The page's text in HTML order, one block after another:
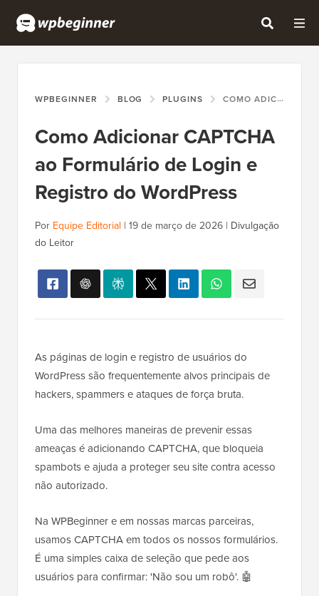
WPBEGINNER BLOG PLUGINS COMO ADICIONAR CAPTCHA AO FORMULÁRIO DE LOGIN E REGISTRO DO WORDPRESS
Como Adicionar CAPTCHA
ao Formulário de Login e
Registro do WordPress
Por Equipe Editorial | 19 de março de 2026 | Divulgação
do Leitor
As páginas de login e registro de usuários do
WordPress são frequentemente alvos principais de
hackers, spammers e ataques de força bruta.
Uma das melhores maneiras de prevenir essas
ameaças é adicionando CAPTCHA, que bloqueia
spambots e ajuda a proteger seu site contra acesso
não autorizado.
Na WPBeginner e em nossas marcas parceiras,
usamos CAPTCHA em todos os nossos formulários.
É uma simples caixa de seleção que pede aos
usuários para confirmar: 'Não sou um robô'. 🤖